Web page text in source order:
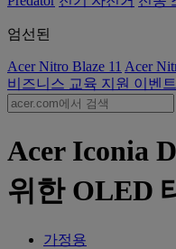
엄선된
Acer Nitro Blaze 11 Acer
비즈니스 교육 지원 이벤트
Acer Iconia
위한 OLED
가정용